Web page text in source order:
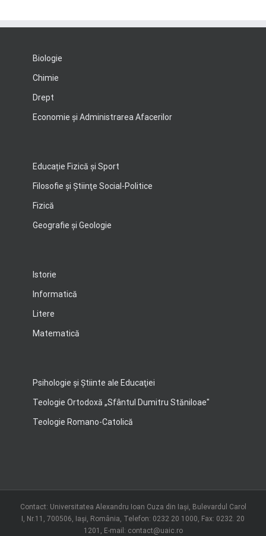
Biologie
Chimie
Drept
Economie şi Administrarea Afacerilor
Educație Fizică și Sport
Filosofie şi Ştiinţe Social-Politice
Fizică
Geografie şi Geologie
Istorie
Informatică
Litere
Matematică
Psihologie şi Ştiinte ale Educaţiei
Teologie Ortodoxă „Sfântul Dumitru Stăniloae"
Teologie Romano-Catolică
Contact: Universitatea Alexandru Ioan Cuza din Iași, Bulevardul Carol
I, Nr.11, 700506, Iaşi, România, Telefon: 0232 20 1000, Fax: 0232. 20
1201, E-mail: contact@uaic.ro